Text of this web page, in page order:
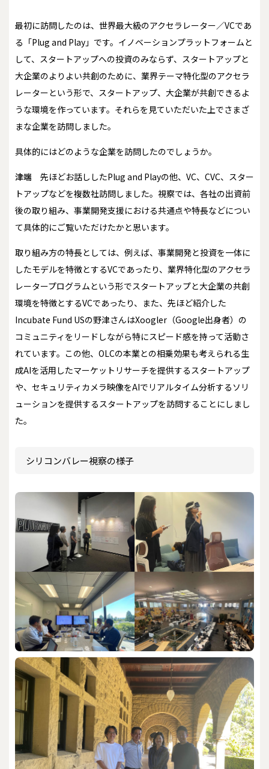
最初に訪問したのは、世界最大級のアクセラレーター／VCであ
る「Plug and Play」です。イノベーションプラットフォームと
して、スタートアップへの投資のみならず、スタートアップと
大企業のよりよい共創のために、業界テーマ特化型のアクセラ
レーターという形で、スタートアップ、大企業が共創できるよ
うな環境を作っています。それらを見ていただいた上でさまざ
まな企業を訪問しました。
――具体的にはどのような企業を訪問したのでしょうか。
津端
先ほどお話ししたPlug and Playの他、VC、CVC、スター
トアップなどを複数社訪問しました。視察では、各社の出資前
後の取り組み、事業開発支援における共通点や特長などについ
て具体的にご覧いただけたかと思います。
取り組み方の特長としては、例えば、事業開発と投資を一体に
したモデルを特徴とするVCであったり、業界特化型のアクセラ
レータープログラムという形でスタートアップと大企業の共創
環境を特徴とするVCであったり、また、先ほど紹介した
Incubate Fund USの野津さんはXoogler（Google出身者）の
コミュニティをリードしながら特にスピード感を持って活動さ
れています。この他、OLCの本業との相乗効果も考えられる生
成AIを活用したマーケットリサーチを提供するスタートアップ
や、セキュリティカメラ映像をAIでリアルタイム分析するソリ
ューションを提供するスタートアップを訪問することにしまし
た。
シリコンバレー視察の様子